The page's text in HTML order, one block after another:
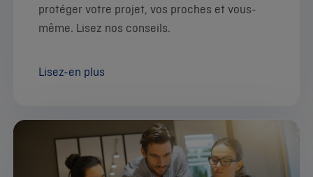
protéger votre projet, vos proches et vous-
même. Lisez nos conseils.
Lisez-en plus